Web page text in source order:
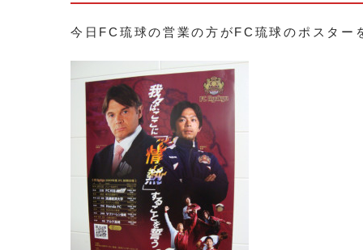
今日FC琉球の営業の方がFC琉球のポスター